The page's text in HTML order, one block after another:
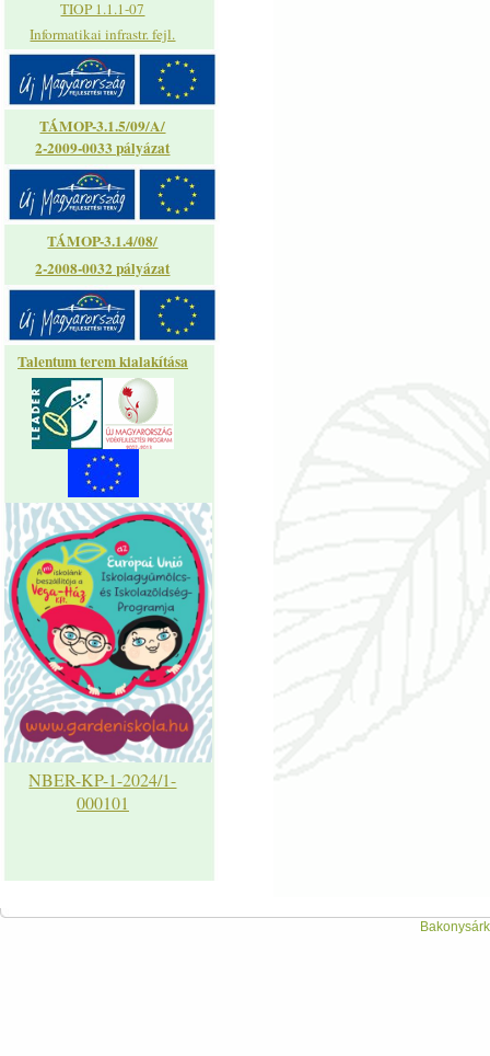
TIOP 1.1.1-07
Informatikai infrastr. fejl.
TÁMOP-3.1.5/09/A/
2-2009-0033 pályázat
TÁMOP-3.1.4/08/
2-2008-0032 pályázat
Talentum terem kialakítása
NBER-KP-1-2024/1-
000101